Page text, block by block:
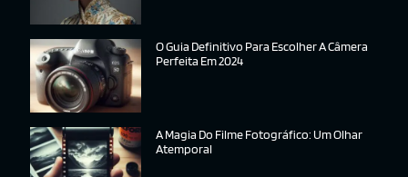
O Guia Definitivo Para Escolher A Câmera
Perfeita Em 2024
A Magia Do Filme Fotográfico: Um Olhar
Atemporal